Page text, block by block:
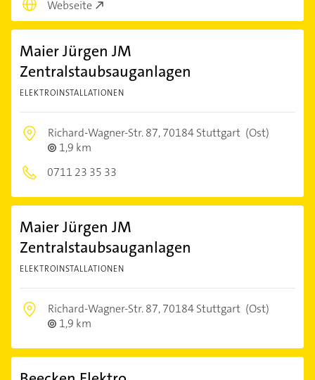
Webseite
Maier Jürgen JM
Zentralstaubsauganlagen
ELEKTROINSTALLATIONEN
Richard-Wagner-Str. 87,70184 Stuttgart (Ost)
1,9 km
0711 23 35 33
Maier Jürgen JM
Zentralstaubsauganlagen
ELEKTROINSTALLATIONEN
Richard-Wagner-Str. 87,70184 Stuttgart (Ost)
1,9 km